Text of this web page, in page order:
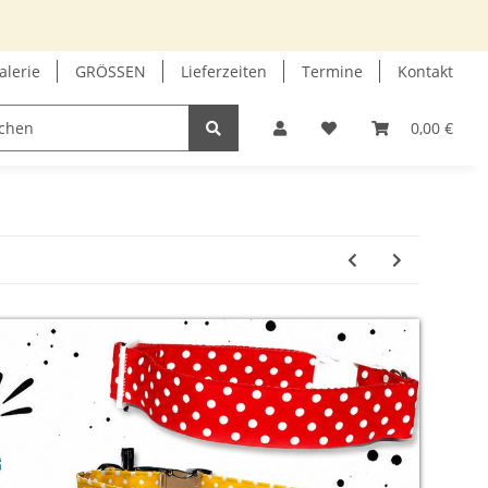
GRÖSSEN Lieferzeiten Termine Kontakt
0,00 €
GUTSCHEIN INFOECKE